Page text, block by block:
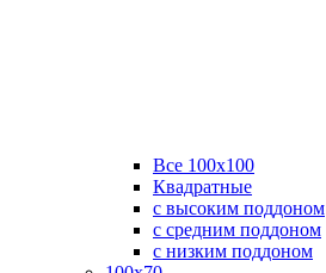
Все 100х100
Квадратные
с высоким поддоном
с средним поддоном
с низким поддоном